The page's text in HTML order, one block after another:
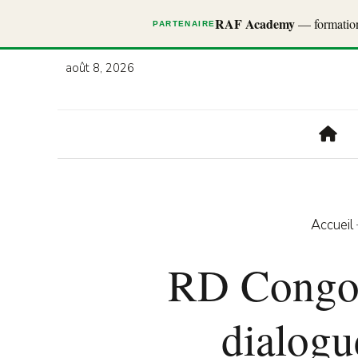
PARTENAIRERAF Academy—
août 8, 2026
Accueil
RD